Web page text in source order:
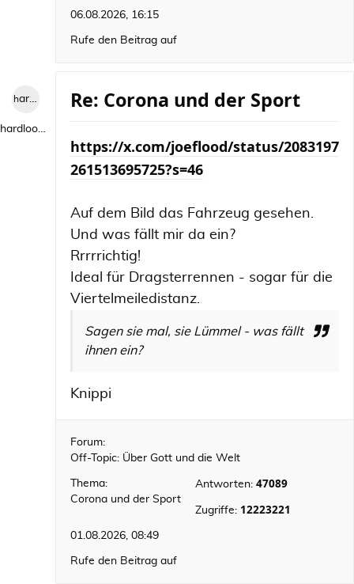
06.08.2026, 16:15
Rufe den Beitrag auf
hardlooper
hardlooper
Re: Corona und der Sport
https://x.com/joeflood/status/2083197
261513695725?s=46
Auf dem Bild das Fahrzeug gesehen.
Und was fällt mir da ein?
Rrrrrichtig!
Ideal für Dragsterrennen - sogar für die
Viertelmeiledistanz.
Sagen sie mal, sie Lümmel - was fällt
ihnen ein?
Knippi
Forum:
Off-Topic: Über Gott und die Welt
Thema:
Corona und der Sport
Antworten: 47089
Zugriffe: 12223221
01.08.2026, 08:49
Rufe den Beitrag auf